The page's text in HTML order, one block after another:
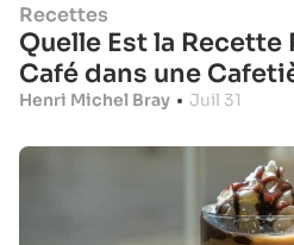
Recettes
Quelle Est la Recette
Café dans une
Henri Michel Bray • Juil 31